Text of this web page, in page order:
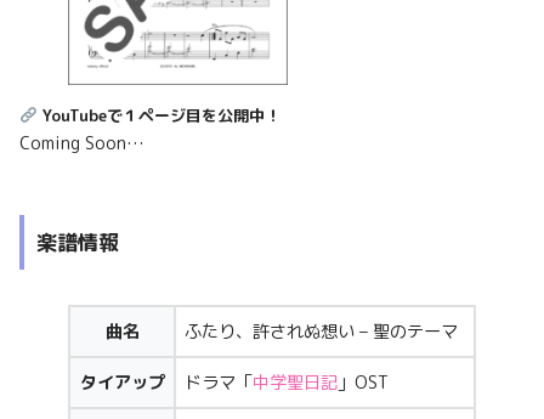
YouTubeで１ページ目を公開中！
Coming Soon…
楽譜情報
曲名 ふたり、許されぬ想い – 聖のテーマ
タイアップ ドラマ「中学聖日記 」OST